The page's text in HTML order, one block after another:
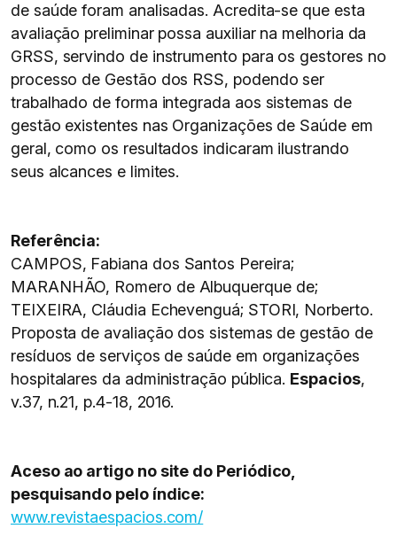
de saúde foram analisadas. Acredita-se que esta
avaliação preliminar possa auxiliar na melhoria da
GRSS, servindo de instrumento para os gestores no
processo de Gestão dos RSS, podendo ser
trabalhado de forma integrada aos sistemas de
gestão existentes nas Organizações de Saúde em
geral, como os resultados indicaram ilustrando
seus alcances e limites.
Referência:
CAMPOS, Fabiana dos Santos Pereira;
MARANHÃO, Romero de Albuquerque de;
TEIXEIRA, Cláudia Echevenguá; STORI, Norberto.
Proposta de avaliação dos sistemas de gestão de
resíduos de serviços de saúde em organizações
hospitalares da administração pública. Espacios,
v.37, n.21, p.4-18, 2016.
Aceso ao artigo no site do Periódico,
pesquisando pelo índice:
www.revistaespacios.com/